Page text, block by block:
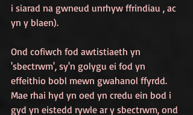
i siarad na gwneud unrhyw ffrindiau , ac
yn y blaen).
Ond cofiwch fod awtistiaeth yn
'sbectrwm', sy'n golygu ei fod yn
effeithio bobl mewn gwahanol ffyrdd.
Mae rhai hyd yn oed yn credu ein bod i
gyd yn eistedd rywle ar y sbectrwm, ond